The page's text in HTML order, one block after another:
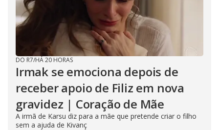
DO R7/HÁ 20 HORAS
Irmak se emociona depois de
receber apoio de Filiz em nova
gravidez | Coração de Mãe
A irmã de Karsu diz para a mãe que pretende criar o filho
sem a ajuda de Kivanç